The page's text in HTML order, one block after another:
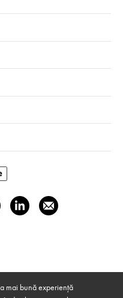
mai bună experiență